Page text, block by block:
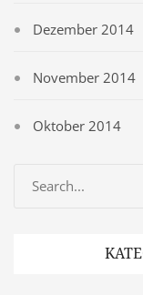
Dezember 2014
November 2014
Oktober 2014